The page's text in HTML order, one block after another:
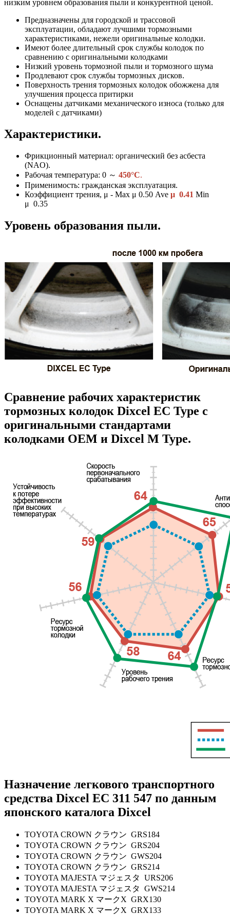
низким уровнем образования пыли и конкурентной ценой.
Предназначены для городской и трассовой
эксплуатации, обладают лучшими тормозными
характеристиками, нежели оригинальные колодки.
Имеют более длительный срок службы колодок по
сравнению с оригинальными колодками
Низкий уровень тормозной пыли и тормозного шума
Продлевают срок службы тормозных дисков.
Поверхность трения тормозных колодок обожжена для
улучшения процесса притирки
Оснащены датчиками механического износа (только для
моделей с датчиками)
Характеристики.
Фрикционный материал: органический без асбеста
(NAO).
Рабочая температура: 0 ～ 450°C.
Применимость: гражданская эксплуатация.
Коэффициент трения, μ - Max μ 0.50 Ave μ 0.41 Min
μ 0.35
Уровень образования пыли.
Сравнение рабочих характеристик
тормозных колодок Dixcel EC Type с
оригинальными стандартами
колодками OEM и Dixcel M Type.
Назначение легкового транспортного
средства Dixcel EC 311 547 по данным
японского каталога Dixcel
TOYOTA CROWN クラウン GRS184
TOYOTA CROWN クラウン GRS204
TOYOTA CROWN クラウン GWS204
TOYOTA CROWN クラウン GRS214
TOYOTA MAJESTA マジェスタ URS206
TOYOTA MAJESTA マジェスタ GWS214
TOYOTA MARK X マークX GRX130
TOYOTA MARK X マークX GRX133